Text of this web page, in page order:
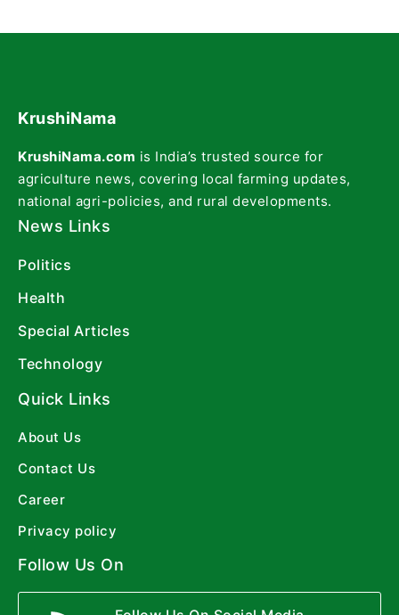
KrushiNama
KrushiNama.com is India’s trusted source for
agriculture news, covering local farming updates,
national agri-policies, and rural developments.
News Links
Politics
Health
Special Articles
Technology
Quick Links
About Us
Contact Us
Career
Privacy policy
Follow Us On